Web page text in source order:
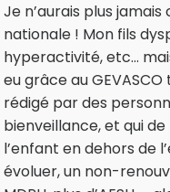
Je n’aurais plus
nationale ! Mon fils
hyperactivité, etc…
eu grâce au
rédigé par des
bienveillance, et qui
l’enfant en dehors de
évoluer, un non-